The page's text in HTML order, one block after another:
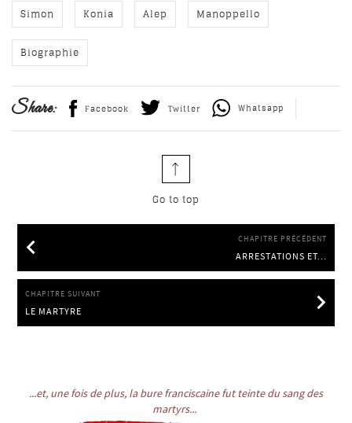
Simon Konia Alep Manoppello
Biographie
Share: Facebook Twitter Whatsapp
Go to top
CHAPITRE PRÉCÉDENT
ARRESTATIONS ET...
ARRESTATIONS ET INTERROGATOIRES
CHAPITRE SUIVANT
LE MARTYRE
LE MARTYRE
...et, une fois de plus, la bure franciscaine fut teinte du sang des
martyrs...